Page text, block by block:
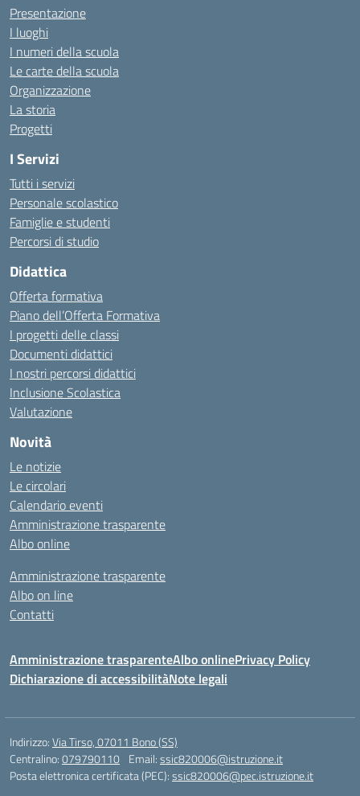
Presentazione
I luoghi
I numeri della scuola
Le carte della scuola
Organizzazione
La storia
Progetti
I Servizi
Tutti i servizi
Personale scolastico
Famiglie e studenti
Percorsi di studio
Didattica
Offerta formativa
Piano dell’Offerta Formativa
I progetti delle classi
Documenti didattici
I nostri percorsi didattici
Inclusione Scolastica
Valutazione
Novità
Le notizie
Le circolari
Calendario eventi
Amministrazione trasparente
Albo online
Amministrazione trasparente
Albo on line
Contatti
Amministrazione trasparenteAlbo onlinePrivacy Policy
Dichiarazione di accessibilitàNote legali
Indirizzo:Via Tirso, 07011 Bono (SS)
Centralino:079790110 Email:ssic820006@istruzione.it
Posta elettronica certificata (PEC):ssic820006@pec.istruzione.it